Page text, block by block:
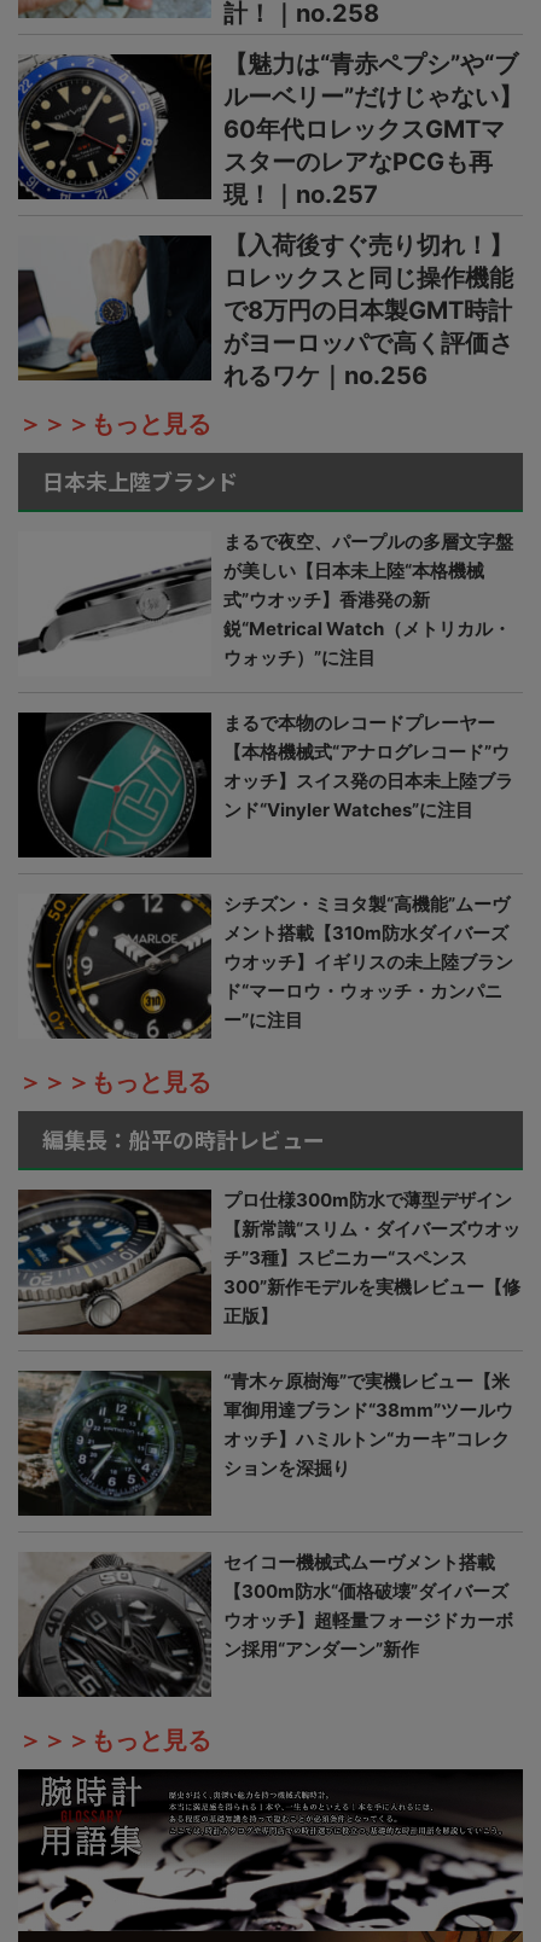
計！｜no.258
【魅力は“青赤ペプシ”や“ブ
ルーベリー”だけじゃない】
60年代ロレックスGMTマ
スターのレアなPCGも再
現！｜no.257
【入荷後すぐ売り切れ！】
ロレックスと同じ操作機能
で8万円の日本製GMT時計
がヨーロッパで高く評価さ
れるワケ｜no.256
＞＞＞もっと見る
日本未上陸ブランド
まるで夜空、パープルの多層文字盤
が美しい【日本未上陸“本格機械
式”ウオッチ】香港発の新
鋭“Metrical Watch（メトリカル・
ウォッチ）”に注目
まるで本物のレコードプレーヤー
【本格機械式“アナログレコード”ウ
オッチ】スイス発の日本未上陸ブラ
ンド“Vinyler Watches”に注目
シチズン・ミヨタ製“高機能”ムーヴ
メント搭載【310m防水ダイバーズ
ウオッチ】イギリスの未上陸ブラン
ド“マーロウ・ウォッチ・カンパニ
ー”に注目
＞＞＞もっと見る
編集長：船平の時計レビュー
プロ仕様300m防水で薄型デザイン
【新常識“スリム・ダイバーズウオッ
チ”3種】スピニカー“スペンス
300”新作モデルを実機レビュー【修
正版】
“青木ヶ原樹海”で実機レビュー【米
軍御用達ブランド“38mm”ツールウ
オッチ】ハミルトン“カーキ”コレク
ションを深掘り
セイコー機械式ムーヴメント搭載
【300m防水“価格破壊”ダイバーズ
ウオッチ】超軽量フォージドカーボ
ン採用“アンダーン”新作
＞＞＞もっと見る